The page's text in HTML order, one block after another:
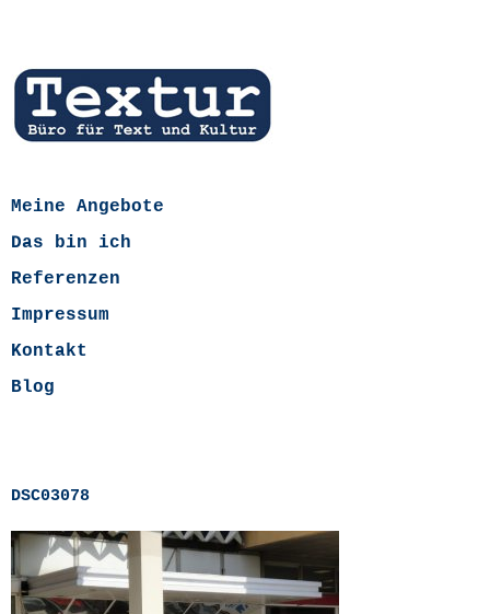
Meine Angebote
Das bin ich
Referenzen
Impressum
Kontakt
Blog
DSC03078